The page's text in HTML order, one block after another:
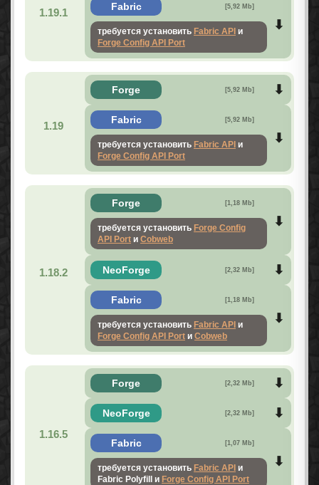
1.19.1 Fabric [5,92 Mb]
требуется установить Fabric API и
Forge Config API Port
1.19
Forge [5,92 Mb]
Fabric [5,92 Mb]
требуется установить Fabric API и
Forge Config API Port
1.18.2
Forge [1,18 Mb]
требуется установить Forge Config
API Port и Cobweb
NeoForge [2,32 Mb]
Fabric [1,18 Mb]
требуется установить Fabric API и
Forge Config API Port и Cobweb
1.16.5
Forge [2,32 Mb]
NeoForge [2,32 Mb]
Fabric [1,07 Mb]
требуется установить Fabric API и
Fabric Polyfill и Forge Config API Port